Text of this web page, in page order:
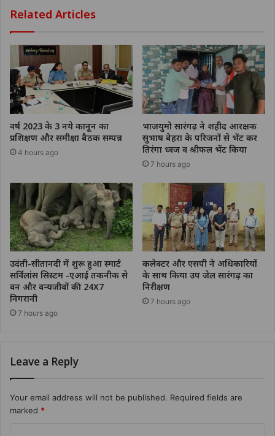
Related Articles
वर्ष 2023 के 3 नये कानून का
प्रशिक्षण और समीक्षा बैठक सम्पन्न
4 hours ago
भाजयुमो सारंगढ़ ने शहीद आरक्षक
सुभाष बेहरा के परिजनों से भेंट कर
तिरंगा ध्वज व श्रीफल भेंट किया
7 hours ago
उदंती-सीतानदी में शुरू हुआ स्मार्ट
सर्विलांस सिस्टम -एआई तकनीक से
वन और वन्यजीवों की 24X7
निगरानी
7 hours ago
कलेक्टर और एसपी ने अधिकारियों
के साथ किया उप जेल सारंगढ़ का
निरीक्षण
7 hours ago
Leave a Reply
Your email address will not be published. Required fields are
marked *